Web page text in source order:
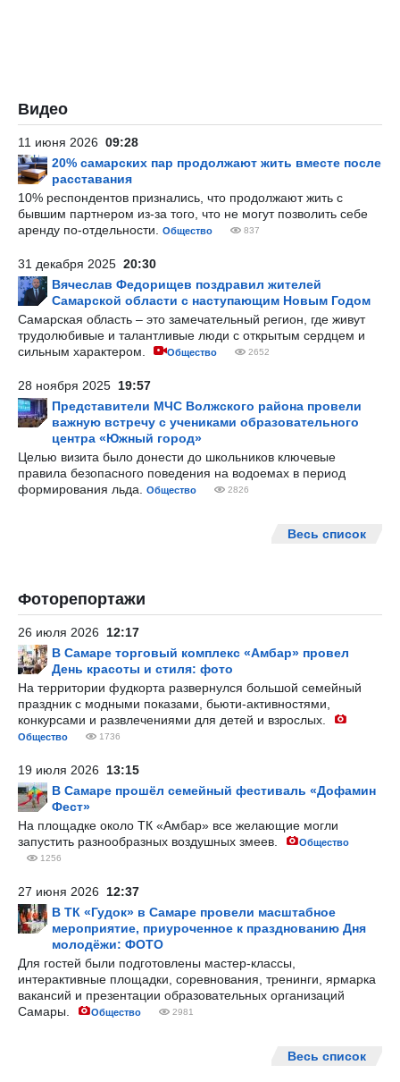
Видео
11 июня 2026 09:28
20% самарских пар продолжают жить вместе после
расставания
10% респондентов признались, что продолжают жить с
бывшим партнером из-за того, что не могут позволить себе
аренду по-отдельности.
Общество 837
31 декабря 2025 20:30
Вячеслав Федорищев поздравил жителей
Самарской области с наступающим Новым Годом
Самарская область – это замечательный регион, где живут
трудолюбивые и талантливые люди с открытым сердцем и
сильным характером.
Общество 2652
28 ноября 2025 19:57
Представители МЧС Волжского района провели
важную встречу с учениками образовательного
центра «Южный город»
Целью визита было донести до школьников ключевые
правила безопасного поведения на водоемах в период
формирования льда.
Общество 2826
Весь список
Фоторепортажи
26 июля 2026 12:17
В Самаре торговый комплекс «Амбар» провел
День красоты и стиля: фото
На территории фудкорта развернулся большой семейный
праздник с модными показами, бьюти-активностями,
конкурсами и развлечениями для детей и взрослых.
Общество 1736
19 июля 2026 13:15
В Самаре прошёл семейный фестиваль «Дофамин
Фест»
На площадке около ТК «Амбар» все желающие могли
запустить разнообразных воздушных змеев.
Общество
1256
27 июня 2026 12:37
В ТК «Гудок» в Самаре провели масштабное
мероприятие, приуроченное к празднованию Дня
молодёжи: ФОТО
Для гостей были подготовлены мастер-классы,
интерактивные площадки, соревнования, тренинги, ярмарка
вакансий и презентации образовательных организаций
Самары.
Общество 2981
Весь список